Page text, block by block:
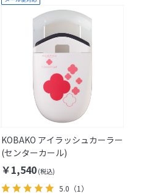
KOBAKO アイラッシュカーラー
(センターカール)
￥1,540
5.0 （1）